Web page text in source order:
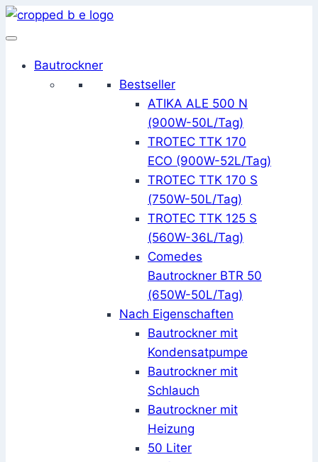
Zum
Inhalt
Bautrockner
Bestseller
ATIKA ALE 500 N
(900W-50L/Tag)
TROTEC TTK 170
ECO (900W-52L/Tag)
TROTEC TTK 170 S
(750W-50L/Tag)
TROTEC TTK 125 S
(560W-36L/Tag)
Comedes
Bautrockner BTR 50
(650W-50L/Tag)
Nach Eigenschaften
Bautrockner mit
Kondensatpumpe
Bautrockner mit
Schlauch
Bautrockner mit
Heizung
50 Liter